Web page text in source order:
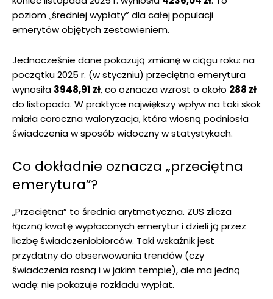
poziom „średniej wypłaty” dla całej populacji
emerytów objętych zestawieniem.
Jednocześnie dane pokazują zmianę w ciągu roku: na
początku 2025 r. (w styczniu) przeciętna emerytura
wynosiła 3948,91 zł, co oznacza wzrost o około 288 zł
do listopada. W praktyce największy wpływ na taki skok
miała coroczna waloryzacja, która wiosną podniosła
świadczenia w sposób widoczny w statystykach.
Co dokładnie oznacza „przeciętna
emerytura”?
„Przeciętna” to średnia arytmetyczna. ZUS zlicza
łączną kwotę wypłaconych emerytur i dzieli ją przez
liczbę świadczeniobiorców. Taki wskaźnik jest
przydatny do obserwowania trendów (czy
świadczenia rosną i w jakim tempie), ale ma jedną
wadę: nie pokazuje rozkładu wypłat.